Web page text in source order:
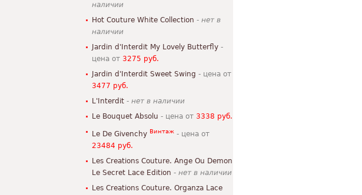
наличии
Hot Couture White Collection - нет в
наличии
Jardin d'Interdit My Lovely Butterfly -
цена от 3275 руб.
Jardin d'Interdit Sweet Swing - цена от
3477 руб.
L'Interdit - нет в наличии
Le Bouquet Absolu - цена от 3338 руб.
Le De Givenchy Винтаж - цена от
23484 руб.
Les Creations Couture. Ange Ou Demon
Le Secret Lace Edition - нет в наличии
Les Creations Couture. Organza Lace